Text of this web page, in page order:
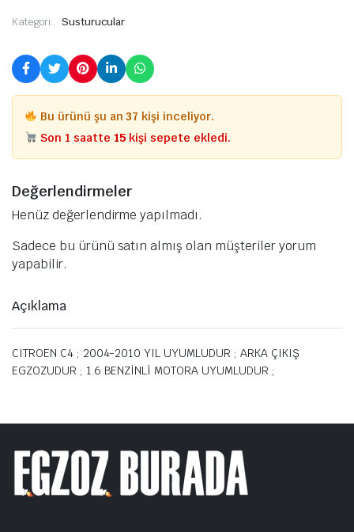
Kategori: Susturucular
Bu ürünü şu an37 kişi inceliyor.
Son 1 saatte 15 kişi sepete ekledi.
Değerlendirmeler
Henüz değerlendirme yapılmadı.
Sadece bu ürünü satın almış olan müşteriler yorum
yapabilir.
Açıklama
CITROEN C4 ; 2004-2010 YIL UYUMLUDUR ; ARKA ÇIKIŞ
EGZOZUDUR ; 1.6 BENZİNLİ MOTORA UYUMLUDUR ;